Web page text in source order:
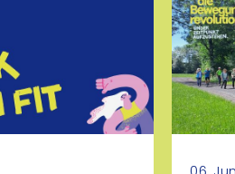
Camp
mehr Infos